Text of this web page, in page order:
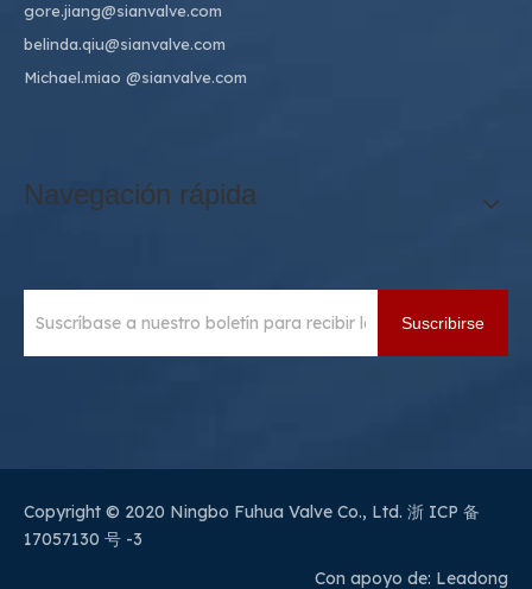
gore.jiang@sianvalve.com
belinda.qiu@sianvalve.com
Michael.miao @sianvalve.com
Navegación rápida
Suscribirse
Copyright © 2020 Ningbo Fuhua Valve Co., Ltd. 浙 ICP 备
17057130 号 -3
Con apoyo de: Leadong